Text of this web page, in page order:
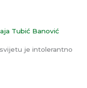
Tubić Banović
je intolerantno